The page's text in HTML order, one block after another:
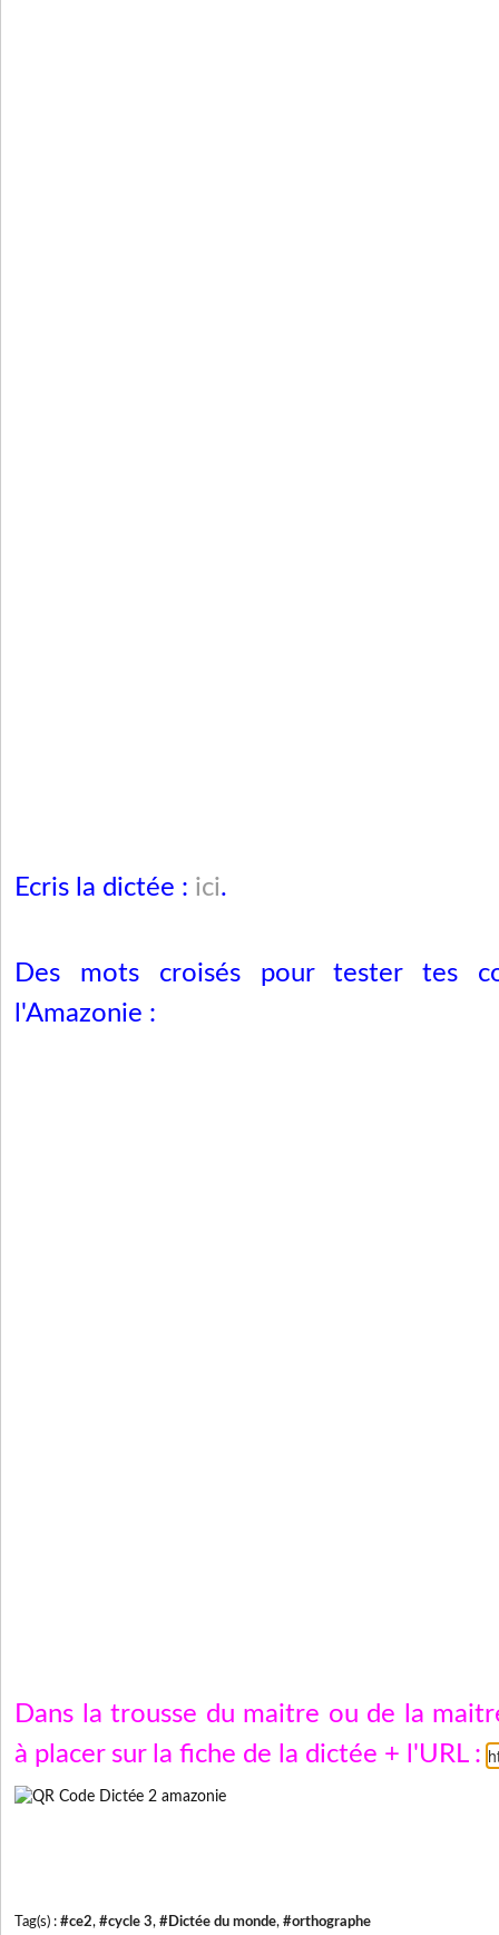
Ecris la dictée : ici.
Des mots croisés pour tester tes
l'Amazonie :
Dans la trousse du maitre ou de la
à placer sur la fiche de la dictée + l'URL :
Tag(s) : #ce2, #cycle 3, #Dictée du monde, #orthographe